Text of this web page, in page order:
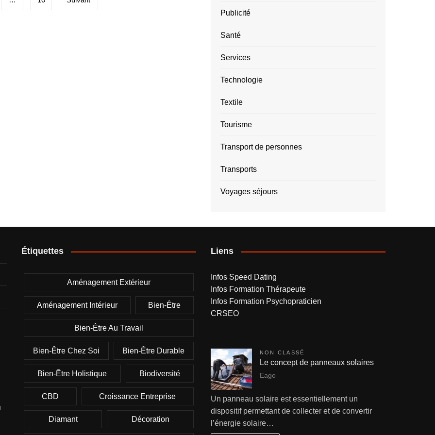
Publicité
Santé
Services
Technologie
Textile
Tourisme
Transport de personnes
Transports
Voyages séjours
Étiquettes
Aménagement Extérieur
Aménagement Intérieur Bien-Être
Bien-Être Au Travail
Bien-Être Chez Soi Bien-Être Durable
Bien-Être Holistique Biodiversité
CBD Croissance Entreprise
Diamant Décoration
Liens
Infos Speed Dating
Infos Formation Thérapeute
Infos Formation Psychopraticien
CRSEO
NON CLASSÉ
Le concept de panneaux solaires
Eago
Un panneau solaire est essentiellement un
dispositif permettant de collecter et de convertir
l’énergie solaire…